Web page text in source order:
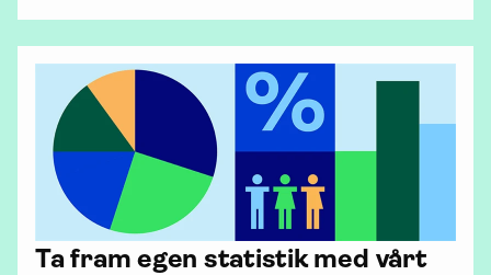
Ta fram egen statistik med vårt